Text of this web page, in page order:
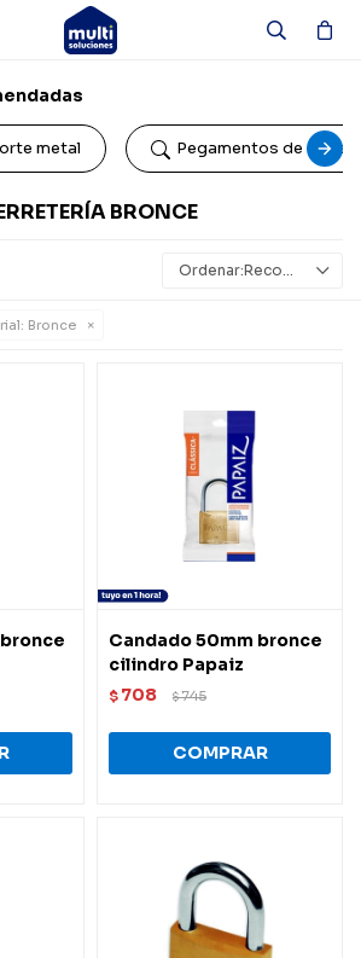
metal Pegamentos de
BRONCE
Recomendados
Bronce
Candado 50mm bronce
cilindro Papaiz
$ 708 $745